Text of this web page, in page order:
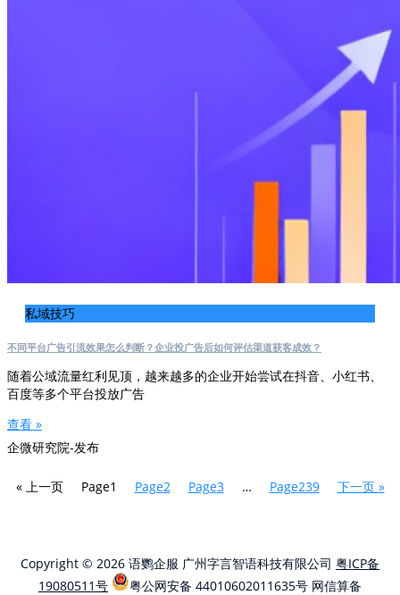
私域技巧
不同平台广告引流效果怎么判断？企业投广告后如何评估渠道获客成效？
随着公域流量红利见顶，越来越多的企业开始尝试在抖音、小红书、
百度等多个平台投放广告
查看 »
企微研究院-发布
« 上一页 Page1 Page2 Page3 … Page239 下一页 »
Copyright © 2026 语鹦企服 广州字言智语科技有限公司 粤ICP备
19080511号
粤公网安备 44010602011635号 网信算备